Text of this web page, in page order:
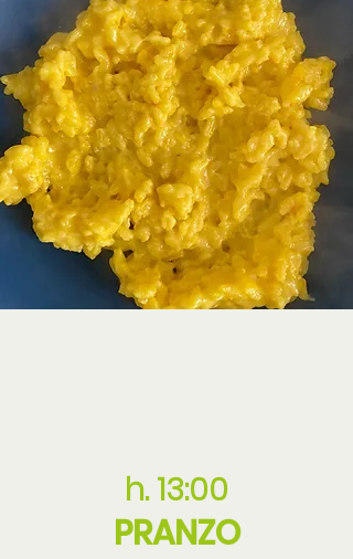
h. 13:00
PRANZO